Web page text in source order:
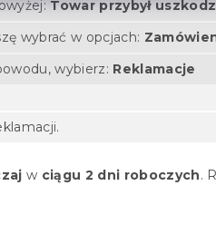
Towar przybył
wybrać w opcjach:
wybierz: Reklamacje
w ciągu 2 dni roboczych.